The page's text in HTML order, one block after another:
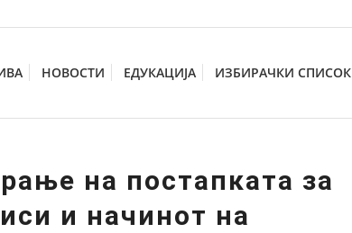
НОВОСТИ ЕДУКАЦИЈА ИЗБИРАЧКИ СПИСОК
на постапката за
и начинот на